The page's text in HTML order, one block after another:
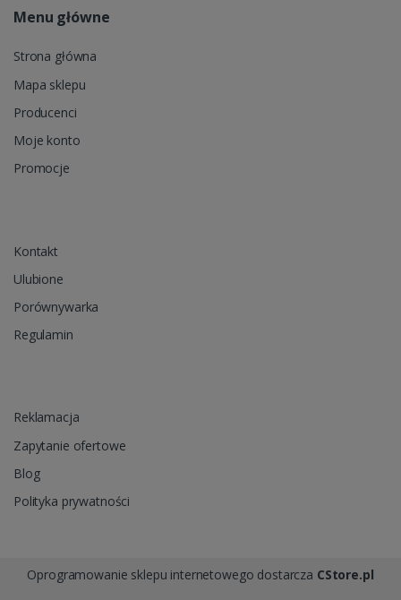
Menu główne
Strona główna
Mapa sklepu
Producenci
Moje konto
Promocje
Kontakt
Ulubione
Porównywarka
Regulamin
Reklamacja
Zapytanie ofertowe
Blog
Polityka prywatności
Oprogramowanie sklepu internetowego dostarcza CStore.pl